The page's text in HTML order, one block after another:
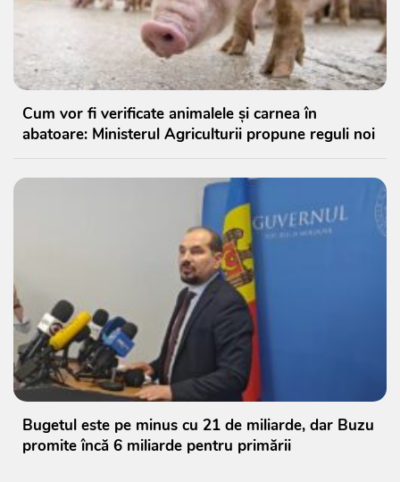
Cum vor fi verificate animalele și carnea în
abatoare: Ministerul Agriculturii propune reguli noi
Bugetul este pe minus cu 21 de miliarde, dar Buzu
promite încă 6 miliarde pentru primării